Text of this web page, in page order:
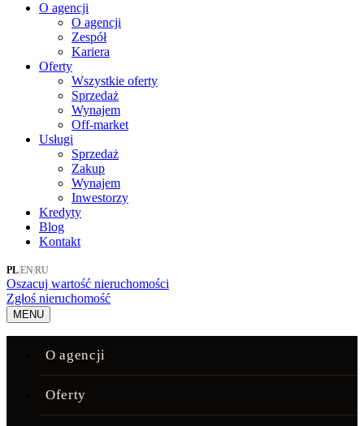
O agencji
O agencji
Zespół
Kariera
Oferty
Wszystkie oferty
Sprzedaż
Wynajem
Off-market
Usługi
Sprzedaż
Zakup
Wynajem
Inwestorzy
Kredyty
Blog
Kontakt
PLEN RU
Oszacuj wartość nieruchomości
Zgłoś nieruchomość
MENU
O agencji
Oferty